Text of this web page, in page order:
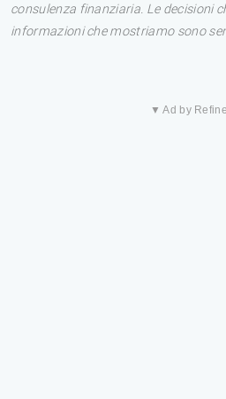
consulenza finanziaria. Le decisioni
informazioni che mostriamo sono
▼ Ad by